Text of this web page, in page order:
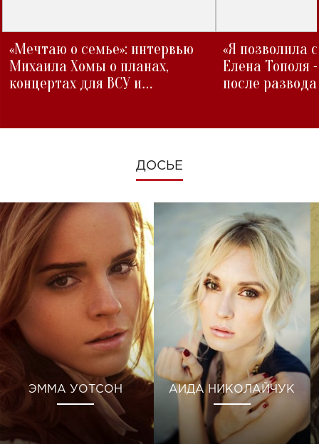
«Мечтаю о семье»: интервью
Михаила Хомы о планах,
концертах для ВСУ и
«Я позволила
Елена Тополя
после развода
ДОСЬЕ
ЭММА УОТСОН АИДА НИКОЛАЙЧУК